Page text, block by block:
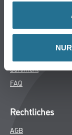
Aktuelles
Sortiment
FAQ
Rechtliches
AGB